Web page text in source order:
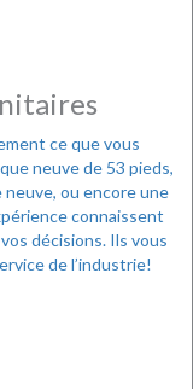
ce que vous
neuve de 53 pieds,
neuve, ou encore une
connaissent
décisions. Ils vous
de l’industrie!